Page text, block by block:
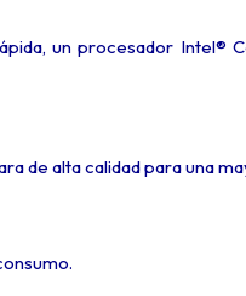
un procesador Intel®
de alta calidad para una